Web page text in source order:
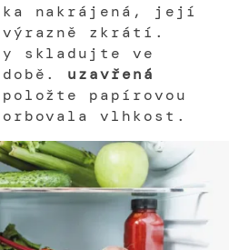
nakrájená, její
zkrátí.
skladujte ve
uzavřená
papírovou
vlhkost.